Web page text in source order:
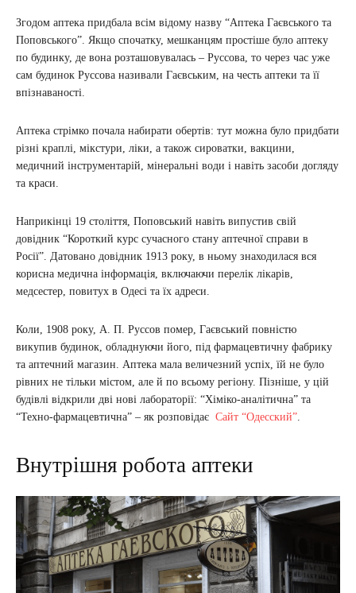
Згодом аптека придбала всім відому назву “Аптека Гаєвського та
Поповського”. Якщо спочатку, мешканцям простіше було аптеку
по будинку, де вона розташовувалась – Руссова, то через час уже
сам будинок Руссова називали Гаєвським, на честь аптеки та її
впізнаваності.
Аптека стрімко почала набирати обертів: тут можна було придбати
різні краплі, мікстури, ліки, а також сироватки, вакцини,
медичний інструментарій, мінеральні води і навіть засоби догляду
та краси.
Наприкінці 19 століття, Поповський навіть випустив свій
довідник “Короткий курс сучасного стану аптечної справи в
Росії”. Датовано довідник 1913 року, в ньому знаходилася вся
корисна медична інформація, включаючи перелік лікарів,
медсестер, повитух в Одесі та їх адреси.
Коли, 1908 року, А. П. Руссов помер, Гаєвський повністю
викупив будинок, обладнуючи його, під фармацевтичну фабрику
та аптечний магазин. Аптека мала величезний успіх, їй не було
рівних не тільки містом, але й по всьому регіону. Пізніше, у цій
будівлі відкрили дві нові лабораторії: “Хіміко-аналітична” та
“Техно-фармацевтична” – як розповідає Сайт “Одесский”
Внутрішня робота аптеки